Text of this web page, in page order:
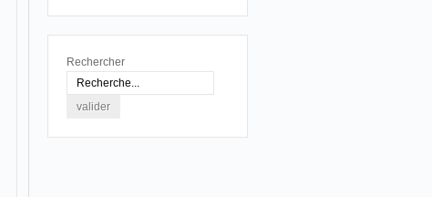
Rechercher